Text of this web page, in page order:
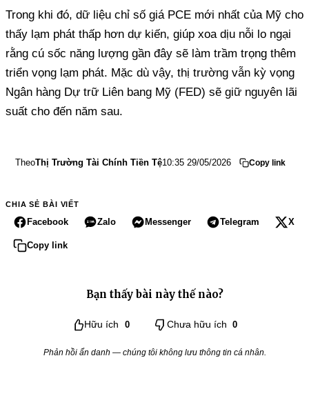
Trong khi đó, dữ liệu chỉ số giá PCE mới nhất của Mỹ cho
thấy lạm phát thấp hơn dự kiến, giúp xoa dịu nỗi lo ngại
rằng cú sốc năng lượng gần đây sẽ làm trầm trọng thêm
triển vọng lạm phát. Mặc dù vậy, thị trường vẫn kỳ vọng
Ngân hàng Dự trữ Liên bang Mỹ (FED) sẽ giữ nguyên lãi
suất cho đến năm sau.
TheoThị Trường Tài Chính Tiền Tệ10:35 29/05/2026 Copy link
CHIA SẺ BÀI VIẾT
Facebook Zalo Messenger Telegram X
Copy link
Bạn thấy bài này thế nào?
Hữu ích 0 Chưa hữu ích 0
Phản hồi ẩn danh — chúng tôi không lưu thông tin cá nhân.